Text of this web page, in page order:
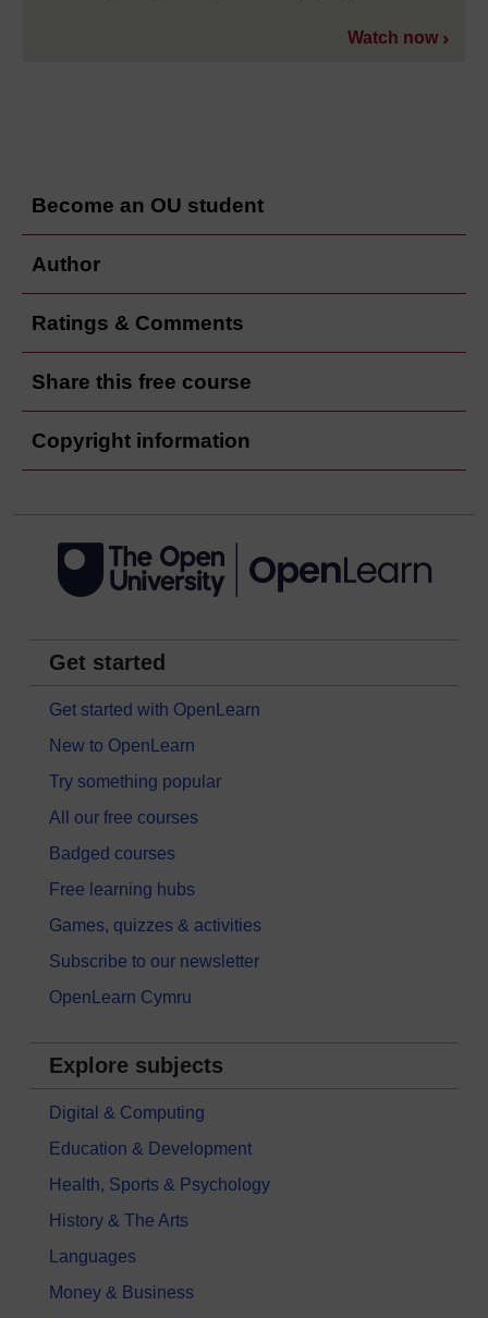
Watch now
Become an OU student
Author
Ratings & Comments
Share this free course
Copyright information
Get started
Get started with OpenLearn
New to OpenLearn
Try something popular
All our free courses
Badged courses
Free learning hubs
Games, quizzes & activities
Subscribe to our newsletter
OpenLearn Cymru
Explore subjects
Digital & Computing
Education & Development
Health, Sports & Psychology
History & The Arts
Languages
Money & Business